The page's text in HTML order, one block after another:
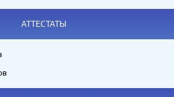
АТТЕСТАТЫ